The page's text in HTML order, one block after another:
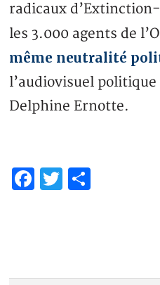
radicaux
les 3.000 agents de
même neutralité
l’audiovisuel
Delphine Ernotte.
Facebook
Twitter